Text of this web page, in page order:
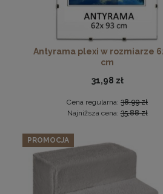
Ramka na zdjęcia 15x23
Zestaw 3 szt. ramek na zdjęcia
Antyrama plexi w rozmiarze
cm
31,98 zł
Cena regularna: 38,99 zł
Najniższa cena:35,88 zł
PROMOCJA